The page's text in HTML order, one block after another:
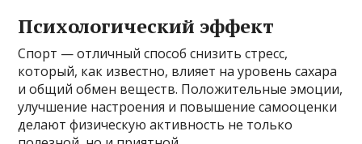
Психологический эффект
Спорт — отличный способ снизить стресс,
который, как известно, влияет на уровень сахара
и общий обмен веществ. Положительные эмоции,
улучшение настроения и повышение самооценки
делают физическую активность не только